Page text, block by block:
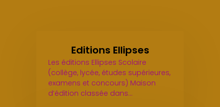
Editions Ellipses
Les éditions Ellipses Scolaire
(collège, lycée, études supérieures,
examens et concours) Maison
d’édition classée dans…